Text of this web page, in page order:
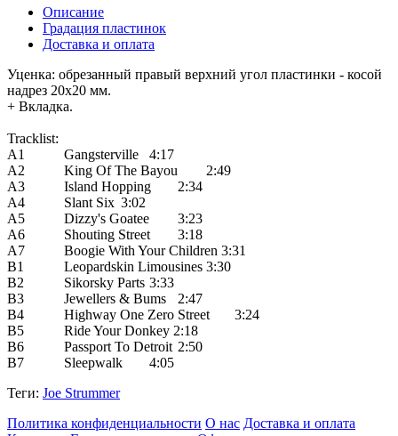
Описание
Градация пластинок
Доставка и оплата
Уценка: обрезанный правый верхний угол пластинки - косой
надрез 20х20 мм.
+ Вкладка.
Tracklist:
A1
Gangsterville
4:17
A2
King Of The Bayou
2:49
A3
Island Hopping
2:34
A4
Slant Six 3:02
A5
Dizzy's Goatee
3:23
A6
Shouting Street
3:18
A7
Boogie With Your Children 3:31
B1
Leopardskin Limousines 3:30
B2
Sikorsky Parts 3:33
B3
Jewellers & Bums
2:47
B4
Highway One Zero Street
3:24
B5
Ride Your Donkey 2:18
B6
Passport To Detroit 2:50
B7
Sleepwalk
4:05
Теги: Joe Strummer
Политика конфиденциальности О нас Доставка и оплата